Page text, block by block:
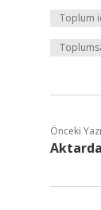
Toplum
Önceki Yazı
Aktarda